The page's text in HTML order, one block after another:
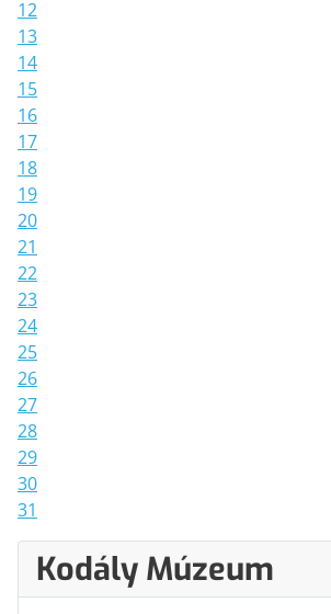
12
13
14
15
16
17
18
19
20
21
22
23
24
25
26
27
28
29
30
31
Kodály Múzeum